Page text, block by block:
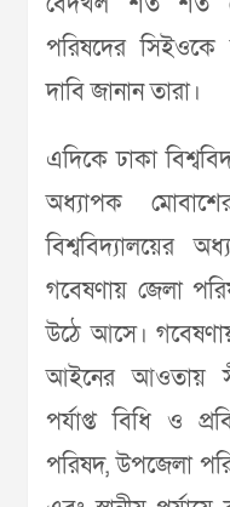
পরিষদের সিইওকে
দাবি জানান তারা।
এদিকে ঢাকা
অধ্যাপক
বিশ্ববিদ্যালয়ের
গবেষণায় জেলা
উঠে আসে।
আইনের আওতায়
পর্যাপ্ত বিধি ও
পরিষদ, উপজেলা